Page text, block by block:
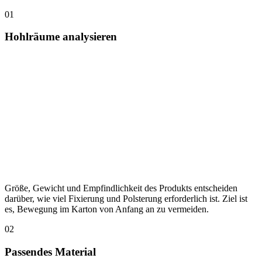
01
Hohlräume analysieren
Größe, Gewicht und Empfindlichkeit des Produkts entscheiden
darüber, wie viel Fixierung und Polsterung erforderlich ist. Ziel ist
es, Bewegung im Karton von Anfang an zu vermeiden.
02
Passendes Material